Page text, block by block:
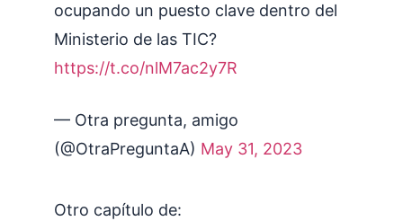
ocupando un puesto clave dentro del
Ministerio de las TIC?
https://t.co/nlM7ac2y7R
— Otra pregunta, amigo
(@OtraPreguntaA) May 31, 2023
Otro capítulo de: